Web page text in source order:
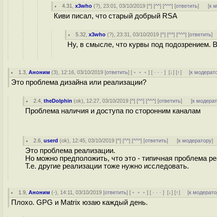
4.31 ,x3who (?), 23:01, 03/10/2019 [^] [^^] [^^^] [ответить] [к
Киви писал, что старый добрый RSA
5.32 ,x3who (?), 23:31, 03/10/2019 [^] [^^] [^^^] [ответить]
Ну, в смысле, что курвы под подозрением.
1.3 ,Аноним (3), 12:16, 03/10/2019 [ответить] [ ﹢﹢﹢] [ · · ·][↓] [↑] [к
Это проблема дизайна или реализации?
2.4 ,theDolphin (ok), 12:27, 03/10/2019 [^] [^^] [^^^] [ответить] [к
Проблема наличия и доступа по сторонним каналам
2.6 ,userd (ok), 12:45, 03/10/2019 [^] [^^] [^^^] [ответить] [к модератору]
Это проблема реализации.
Но можно предположить, что это - типичная проблема
Т.е. другие реализации тоже нужно исследовать.
1.9 ,Аноним (-), 14:11, 03/10/2019 [ответить] [ ﹢﹢﹢] [ · · ·][↓] [↑] [к
Плохо. GPG и Matrix юзаю каждый день.